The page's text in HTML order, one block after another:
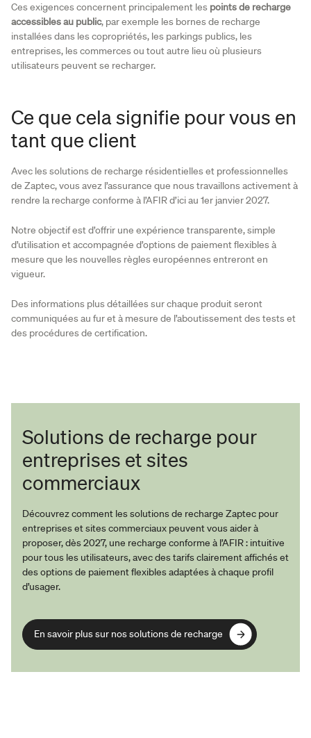
Ces exigences concernent principalement les points de recharge
accessibles au public, par exemple les bornes de recharge
installées dans les copropriétés, les parkings publics, les
entreprises, les commerces ou tout autre lieu où plusieurs
utilisateurs peuvent se recharger.
Ce que cela signifie pour vous en
tant que client
Avec les solutions de recharge résidentielles et professionnelles
de Zaptec, vous avez l’assurance que nous travaillons activement à
rendre la recharge conforme à l’AFIR d’ici au 1er janvier 2027.
Notre objectif est d’offrir une expérience transparente, simple
d’utilisation et accompagnée d’options de paiement flexibles à
mesure que les nouvelles règles européennes entreront en
vigueur.
Des informations plus détaillées sur chaque produit seront
communiquées au fur et à mesure de l’aboutissement des tests et
des procédures de certification.
Solutions de recharge pour
entreprises et sites
commerciaux
Découvrez comment les solutions de recharge Zaptec pour
entreprises et sites commerciaux peuvent vous aider à
proposer, dès 2027, une recharge conforme à l’AFIR : intuitive
pour tous les utilisateurs, avec des tarifs clairement affichés et
des options de paiement flexibles adaptées à chaque profil
d’usager.
En savoir plus sur nos solutions de recharge
En savoir plus sur nos solutions de recharge